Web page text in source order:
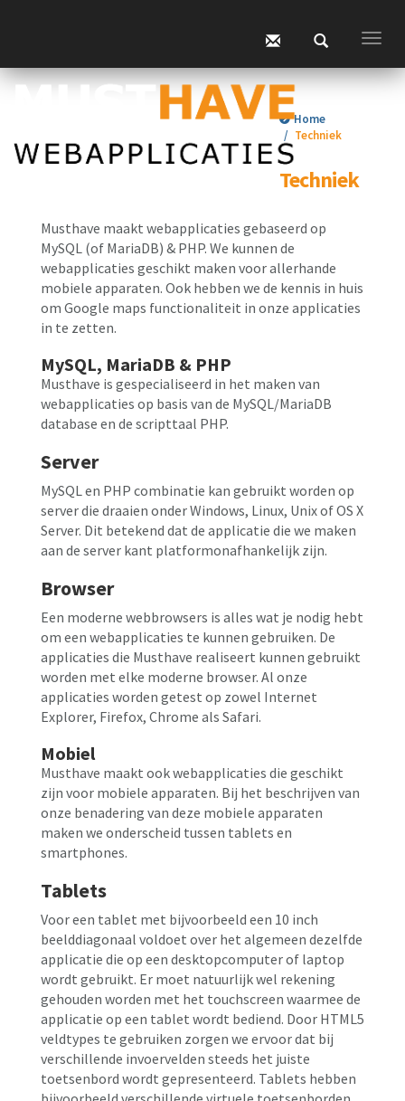
Home
Techniek
Techniek
Musthave maakt webapplicaties gebaseerd op
MySQL (of MariaDB) & PHP. We kunnen de
webapplicaties geschikt maken voor allerhande
mobiele apparaten. Ook hebben we de kennis in huis
om Google maps functionaliteit in onze applicaties
in te zetten.
MySQL, MariaDB & PHP
Musthave is gespecialiseerd in het maken van
webapplicaties op basis van de MySQL/MariaDB
database en de scripttaal PHP.
Server
MySQL en PHP combinatie kan gebruikt worden op
server die draaien onder Windows, Linux, Unix of OS X
Server. Dit betekend dat de applicatie die we maken
aan de server kant platformonafhankelijk zijn.
Browser
Een moderne webbrowsers is alles wat je nodig hebt
om een webapplicaties te kunnen gebruiken. De
applicaties die Musthave realiseert kunnen gebruikt
worden met elke moderne browser. Al onze
applicaties worden getest op zowel Internet
Explorer, Firefox, Chrome als Safari.
Mobiel
Musthave maakt ook webapplicaties die geschikt
zijn voor mobiele apparaten. Bij het beschrijven van
onze benadering van deze mobiele apparaten
maken we onderscheid tussen tablets en
smartphones.
Tablets
Voor een tablet met bijvoorbeeld een 10 inch
beelddiagonaal voldoet over het algemeen dezelfde
applicatie die op een desktopcomputer of laptop
wordt gebruikt. Er moet natuurlijk wel rekening
gehouden worden met het touchscreen waarmee de
applicatie op een tablet wordt bediend. Door HTML5
veldtypes te gebruiken zorgen we ervoor dat bij
verschillende invoervelden steeds het juiste
toetsenbord wordt gepresenteerd. Tablets hebben